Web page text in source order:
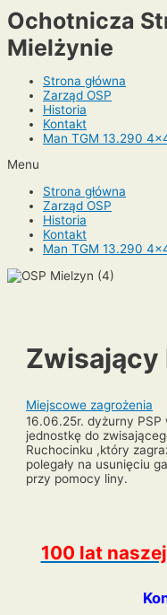
Skip
to
content
Ochotnicza
Mielżynie
Strona główna
Zarząd OSP
Historia
Kontakt
Man TGM 13.290
Menu
Strona główna
Zarząd OSP
Historia
Kontakt
Man TGM 13.290
Zwisający
Miejscowe zagrożenia
16.06.25r. dyżurny PSP
jednostkę do
Ruchocinku ,który
polegały na usunięciu
przy pomocy liny.
wpisu
100 lat naszej